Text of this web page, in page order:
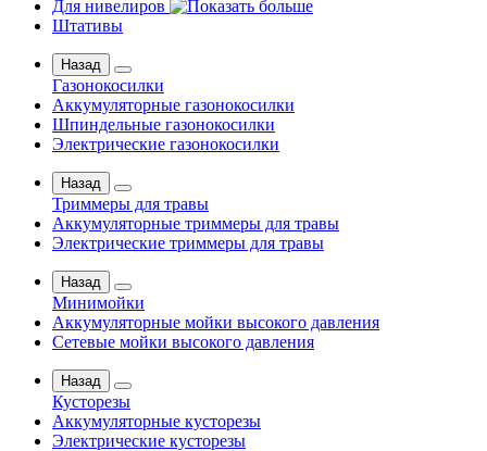
Для нивелиров
Штативы
Назад
Газонокосилки
Аккумуляторные газонокосилки
Шпиндельные газонокосилки
Электрические газонокосилки
Назад
Триммеры для травы
Аккумуляторные триммеры для травы
Электрические триммеры для травы
Назад
Минимойки
Аккумуляторные мойки высокого давления
Сетевые мойки высокого давления
Назад
Кусторезы
Аккумуляторные кусторезы
Электрические кусторезы